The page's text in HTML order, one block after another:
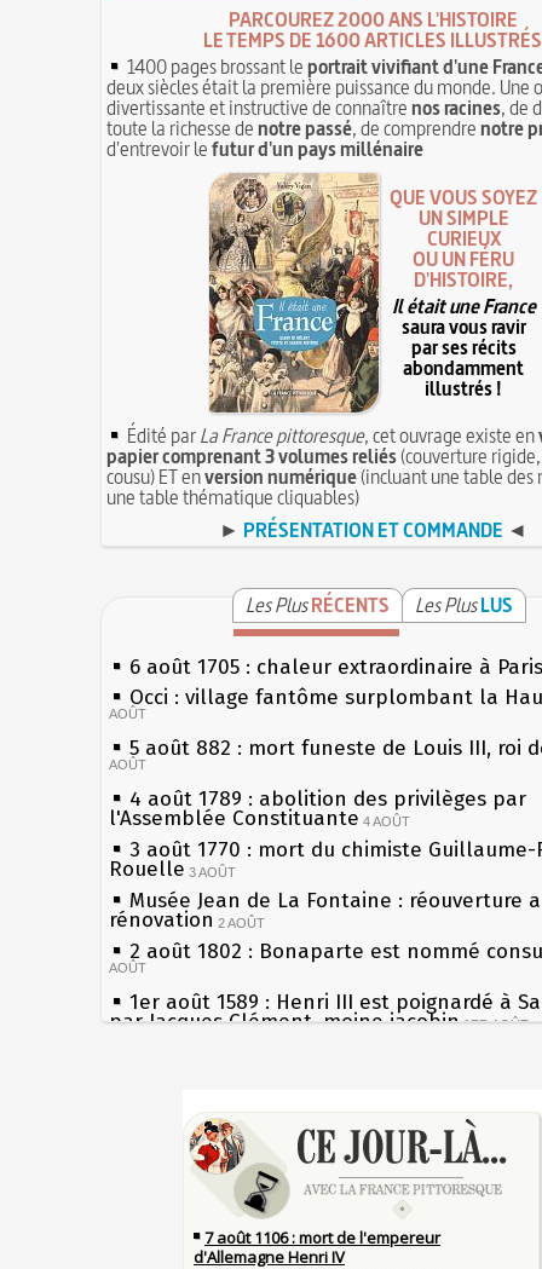
PARCOUREZ 2000 ANS L'HISTOIRE
LE TEMPS DE 1600 ARTICLES ILLUSTRÉS
1400 pages brossant leportrait vivifiant d'une
deux siècles était la première puissance du monde. Une
divertissante et instructive de connaîtrenos racines, de
toute la richesse denotre passé, de comprendrenotre
d'entrevoir lefutur d'un pays millénaire
QUE VOUS SOYEZ
UN SIMPLE
CURIEUX
OU UN FÉRU
D'HISTOIRE,
Il était une France
saura vous ravir
par ses récits
abondamment
illustrés !
Édité parLa France pittoresque, cet ouvrage existe en
papier comprenant 3 volumes reliés(couverture
cousu) ET enversion numérique(incluant une table des
une table thématique cliquables)
► PRÉSENTATION ET COMMANDE ◄
Les PlusRÉCENTS Les PlusLUS
6 août 1705 : chaleur extraordinaire à Paris
Occi : village fantôme surplombant la
AOÛT
5 août 882 : mort funeste de Louis III, roi
AOÛT
4 août 1789 : abolition des privilèges par
l'Assemblée Constituante 4 AOÛT
3 août 1770 : mort du chimiste Guillaume-
Rouelle 3 AOÛT
Musée Jean de La Fontaine : réouverture
rénovation 2 AOÛT
2 août 1802 : Bonaparte est nommé
AOÛT
1er août 1589 : Henri III est poignardé à
par Jacques Clément, moine jacobin 1ER AOÛT
Chocolat Poulain 30 JUILLET
29 juillet 1881 : loi sur la liberté de la
28 juillet 1794 : supplice de Robespierre
partie de ses complices 28 JUILLET
27 juillet 1214 : bataille de Bouvines et
Français sur l'empereur Otton IV allié des
les siècles
27 mai 1610 : supplice de François
du roi Henri IV
Pierre qui roule n'amasse pas mousse
Qui aime bien châtie bien
Tout vient à point à qui sait attendre